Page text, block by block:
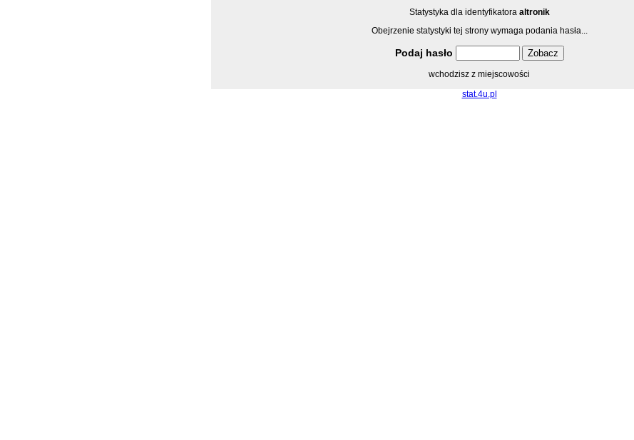
Statystyka dla identyfikatora altronik
Obejrzenie statystyki tej strony wymaga podania hasła...
Podaj hasło
wchodzisz z miejscowości
stat.4u.pl